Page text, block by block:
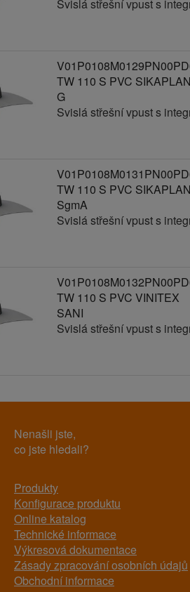
Svislá střešní vpust s
TW 110 S PVC
G
Svislá střešní vpust s
TW 110 S PVC SIKAPLAN
SgmA
Svislá střešní vpust s
TW 110 S PVC VINITEX
SANI
Svislá střešní vpust s
Nenašli jste,
co jste hledali?
Produkty
Konfigurace produktu
Online katalog
Technické informace
Výkresová dokumentace
Zásady zpracování osobních údajů
Obchodní informace